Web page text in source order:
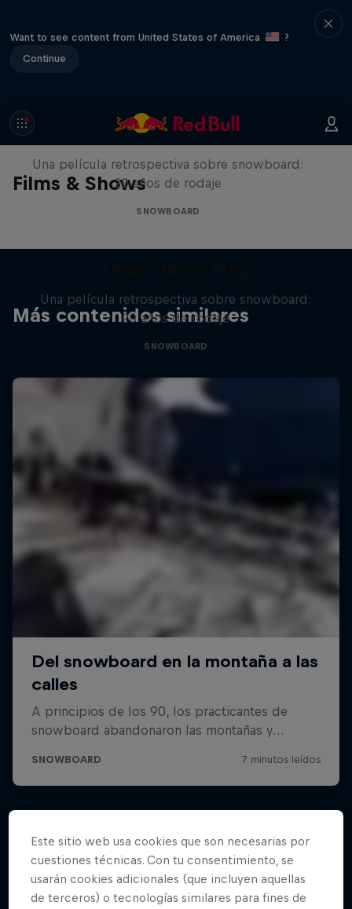
Want to see content from United States of America
?
Continue
Films & Shows
Under Black Flag
Una película retrospectiva sobre snowboard:
20 años de rodaje
SNOWBOARD
Más contenidos similares
Una película retrospectiva sobre snowboard:
20 años de rodaje
SNOWBOARD
Este sitio web usa cookies que son necesarias por
cuestiones técnicas. Con tu consentimiento, se
usarán cookies adicionales (que incluyen aquellas
de terceros) o tecnologías similares para fines de